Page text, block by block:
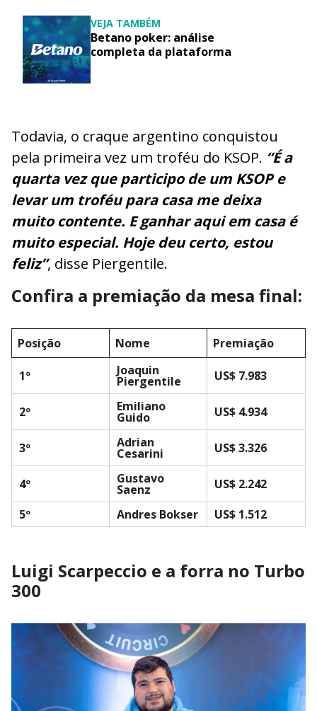
VEJA TAMBÉM
Betano poker: análise
completa da plataforma
Todavia, o craque argentino conquistou
pela primeira vez um troféu do KSOP. “É a
quarta vez que participo de um KSOP e
levar um troféu para casa me deixa
muito contente. E ganhar aqui em casa é
muito especial. Hoje deu certo, estou
feliz”, disse Piergentile.
Confira a premiação da mesa final:
Posição Nome Premiação
1º Joaquin
Piergentile US$ 7.983
2º Emiliano
Guido US$ 4.934
3º Adrian
Cesarini US$ 3.326
4º Gustavo
Saenz
US$ 2.242
5º
Andres Bokser US$ 1.512
Luigi Scarpeccio e a forra no Turbo
300